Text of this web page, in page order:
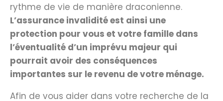
rythme de vie de manière draconienne.
L’assurance invalidité est ainsi une
protection pour vous et votre famille dans
l’éventualité d’un imprévu majeur qui
pourrait avoir des conséquences
importantes sur le revenu de votre ménage.
Afin de vous aider dans votre recherche de la